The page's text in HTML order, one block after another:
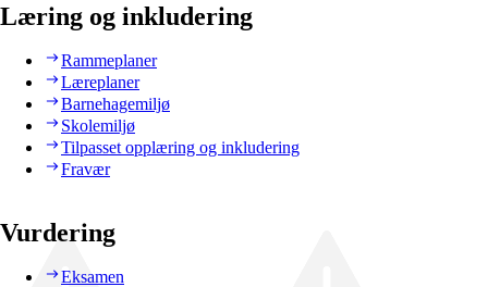
Læring og inkludering
Rammeplaner
Læreplaner
Barnehagemiljø
Skolemiljø
Tilpasset opplæring og inkludering
Fravær
Vurdering
Eksamen